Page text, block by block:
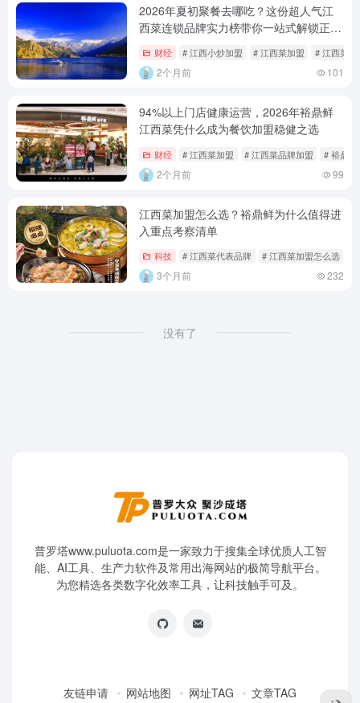
2026年夏初聚餐去哪吃？这份超人气江
西菜连锁品牌实力榜带你一站式解锁正宗
财经 # 江西小炒加盟 # 江西菜加盟 # 江西菜连
2个月前 101
94%以上门店健康运营，2026年裕鼎鲜
江西菜凭什么成为餐饮加盟稳健之选
财经 # 江西菜加盟 # 江西菜品牌加盟 # 裕鼎鲜
2个月前 99
江西菜加盟怎么选？裕鼎鲜为什么值得进
入重点考察清单
科技 # 江西菜代表品牌 # 江西菜加盟怎么选
3个月前 232
没有了
普罗塔www.puluota.com是一家致力于搜集全球优质人工智
能、AI工具、生产力软件及常用出海网站的极简导航平台。
为您精选各类数字化效率工具，让科技触手可及。
友链申请 网站地图 网址TAG 文章TAG